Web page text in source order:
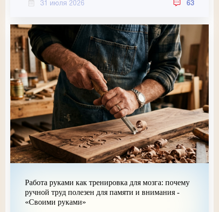
31 июля 2026 63
Работа руками как тренировка для мозга: почему
ручной труд полезен для памяти и внимания -
«Своими руками»